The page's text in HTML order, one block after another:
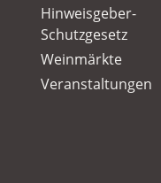
Hinweisgeber-
Schutzgesetz
Weinmärkte
Veranstaltungen